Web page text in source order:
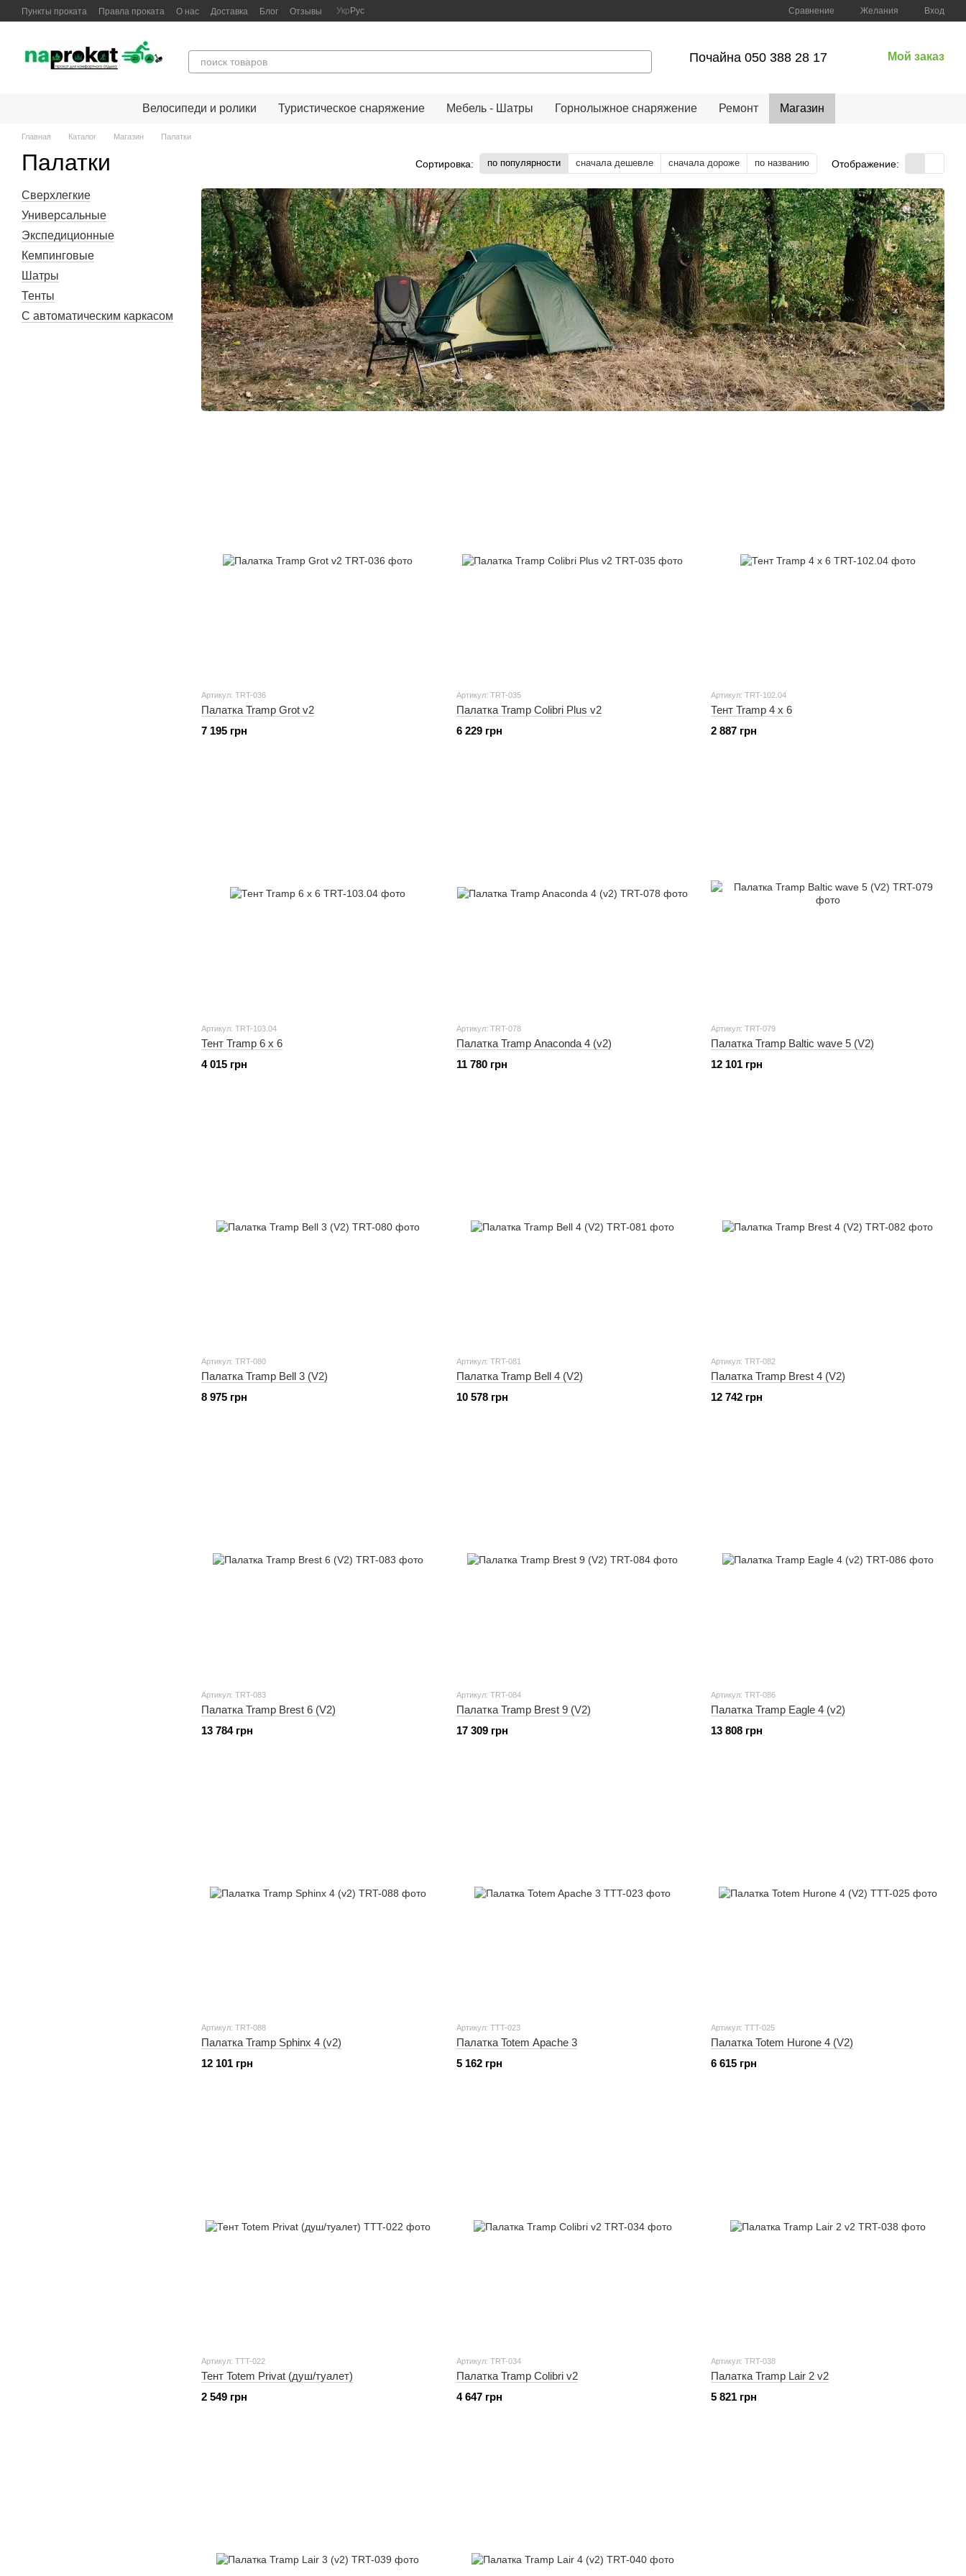
Перейти к основному контенту
Пункты проката Правла проката О нас Доставка Блог Отзывы Укр Рус Сравнение Желания Вход
Почайна 050 388 28 17 Мой заказ
Велосипеди и ролики Туристическое снаряжение Мебель - Шатры Горнолыжное снаряжение Ремонт Магазин
Главная Каталог Магазин Палатки
Палатки Сортировка: по популярности сначала дешевле сначала дороже по названию Отображение:
Артикул: TRT-036
Палатка Tramp Grot v2
7 195 грн
Артикул: TRT-035
Палатка Tramp Colibri Plus v2
6 229 грн
Артикул: TRT-102.04
Тент Tramp 4 х 6
2 887 грн
Артикул: TRT-103.04
Тент Tramp 6 х 6
4 015 грн
Артикул: TRT-078
Палатка Tramp Anaconda 4 (v2)
11 780 грн
Артикул: TRT-079
Палатка Tramp Baltic wave 5 (V2)
12 101 грн
Артикул: TRT-080
Палатка Tramp Bell 3 (V2)
8 975 грн
Артикул: TRT-081
Палатка Tramp Bell 4 (V2)
10 578 грн
Артикул: TRT-082
Палатка Tramp Brest 4 (V2)
12 742 грн
Артикул: TRT-083
Палатка Tramp Brest 6 (V2)
13 784 грн
Артикул: TRT-084
Палатка Tramp Brest 9 (V2)
17 309 грн
Артикул: TRT-086
Палатка Tramp Eagle 4 (v2)
13 808 грн
Артикул: TRT-088
Палатка Tramp Sphinx 4 (v2)
12 101 грн
Артикул: TTT-023
Палатка Totem Apache 3
5 162 грн
Артикул: TTT-025
Палатка Totem Hurone 4 (V2)
6 615 грн
Артикул: TTT-022
Тент Totem Privat (душ/туалет)
2 549 грн
Артикул: TRT-034
Палатка Tramp Colibri v2
4 647 грн
Артикул: TRT-038
Палатка Tramp Lair 2 v2
5 821 грн
Сверхлегкие
Универсальные
Экспедиционные
Кемпинговые
Шатры
Тенты
С автоматическим каркасом